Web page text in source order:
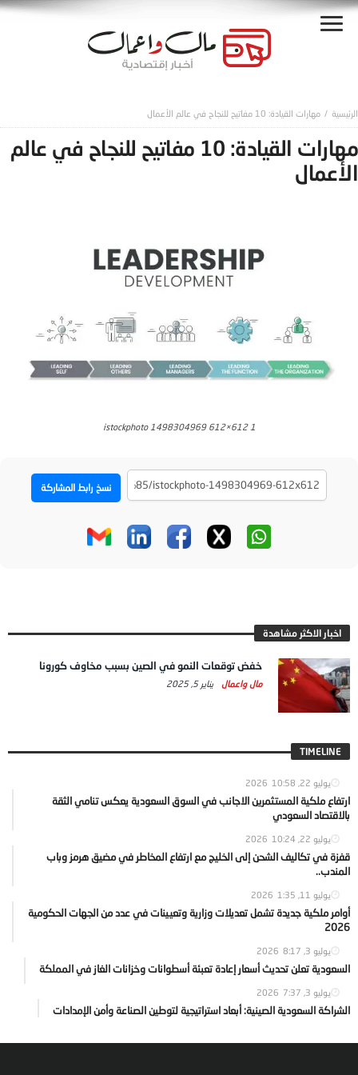
مهارات القيادة: 10 مفاتيح للنجاح في عالم الأعمال
مهارات القيادة: 10 مفاتيح للنجاح في عالم
الأعمال
istockphoto 1498304969 612×612 1
نسخ رابط المشاركة
اخبار الاكثر مشاهدة
خفض توقعات النمو في الصين بسبب مخاوف كورونا
مال واعمال يناير 5, 2025
TIMELINE
يوليو 22, 2026 10:58
ارتفاع ملكية المستثمرين الاجانب في السوق السعودية يعكس تنامي الثقة
بالاقتصاد السعودي
يوليو 22, 2026 10:24
قفزة في تكاليف الشحن إلى الخليج مع ارتفاع المخاطر في مضيق هرمز وباب
المندب..
يوليو 11, 2026 1:35
أوامر ملكية جديدة تشمل تعديلات وزارية وتعيينات في عدد من الجهات الحكومية
2026
يوليو 3, 2026 8:17
السعودية تعلن تحديث أسعار إعادة تعبئة أسطوانات وخزانات الغاز في المملكة
يوليو 3, 2026 7:37
الشراكة السعودية الصينية: أبعاد استراتيجية لتوطين الصناعة وأمن الإمدادات